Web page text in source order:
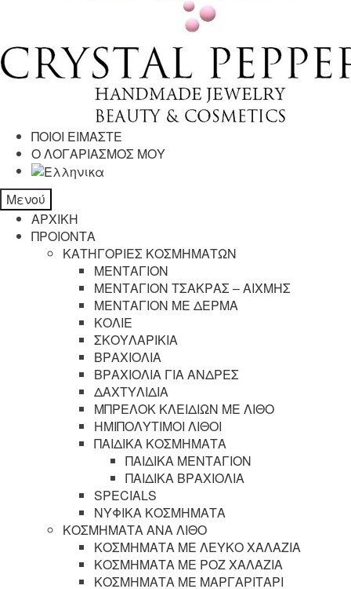
πλοήγηση
ΠΟΙΟΙ ΕΙΜΑΣΤΕ
Ο ΛΟΓΑΡΙΑΣΜΟΣ ΜΟΥ
Μενού
ΑΡΧΙΚΗ
ΠΡΟΙΟΝΤΑ
ΚΑΤΗΓΟΡΙΕΣ ΚΟΣΜΗΜΑΤΩΝ
ΜΕΝΤΑΓΙΟΝ
ΜΕΝΤΑΓΙΟΝ ΤΣΑΚΡΑΣ – ΑΙΧΜΗΣ
ΜΕΝΤΑΓΙΟΝ ΜΕ ΔΕΡΜΑ
ΚΟΛΙΕ
ΣΚΟΥΛΑΡΙΚΙΑ
ΒΡΑΧΙΟΛΙΑ
ΒΡΑΧΙΟΛΙΑ ΓΙΑ ΑΝΔΡΕΣ
ΔΑΧΤΥΛΙΔΙΑ
ΜΠΡΕΛΟΚ ΚΛΕΙΔΙΩΝ ΜΕ ΛΙΘΟ
ΗΜΙΠΟΛΥΤΙΜΟΙ ΛΙΘΟΙ
ΠΑΙΔΙΚΑ ΚΟΣΜΗΜΑΤΑ
ΠΑΙΔΙΚΑ ΜΕΝΤΑΓΙΟΝ
ΠΑΙΔΙΚΑ ΒΡΑΧΙΟΛΙΑ
SPECIALS
ΝΥΦΙΚΑ ΚΟΣΜΗΜΑΤΑ
ΚΟΣΜΗΜΑΤΑ ΑΝΑ ΛΙΘΟ
ΚΟΣΜΗΜΑΤΑ ΜΕ ΛΕΥΚΟ ΧΑΛΑΖΙΑ
ΚΟΣΜΗΜΑΤΑ ΜΕ ΡΟΖ ΧΑΛΑΖΙΑ
ΚΟΣΜΗΜΑΤΑ ΜΕ ΜΑΡΓΑΡΙΤΑΡΙ